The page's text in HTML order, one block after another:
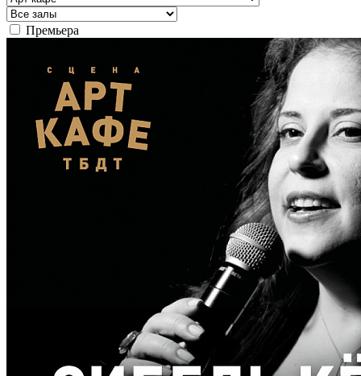
Премьера